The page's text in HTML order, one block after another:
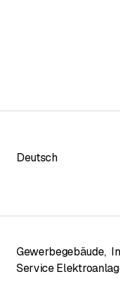
Deutsch
Gewerbegebäude,
Service